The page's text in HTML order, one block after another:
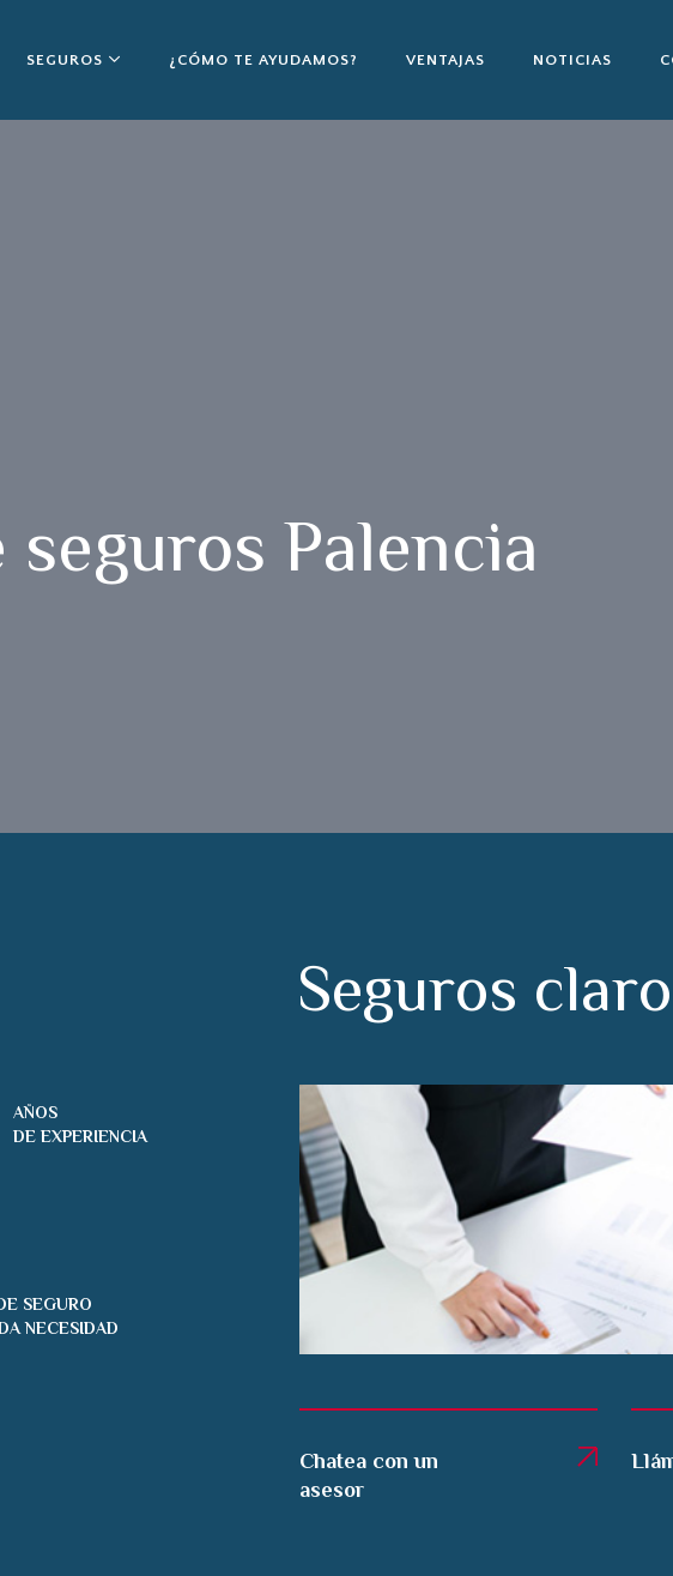
SEGUROS ¿CÓMO TE AYUDAMOS? VENTAJAS NOTICIAS
seguros Palencia
AÑOS
DE EXPERIENCIA
SEGURO
NECESIDAD
Seguros claro
Chatea con un
asesor